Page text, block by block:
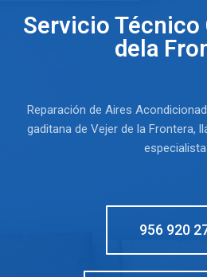
Servicio Técnico
dela
Reparación de Aires
gaditana de Vejer de la Frontera,
956 920